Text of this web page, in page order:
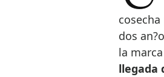
dos
la
llegada